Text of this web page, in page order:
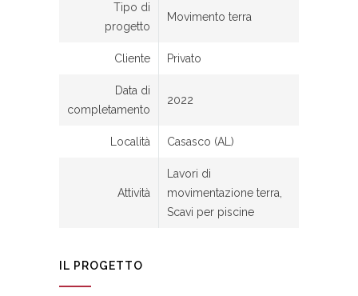
Tipo di
progetto
Movimento terra
Cliente Privato
Data di
completamento
2022
Località Casasco (AL)
Attività
Lavori di
movimentazione terra,
Scavi per piscine
IL PROGETTO